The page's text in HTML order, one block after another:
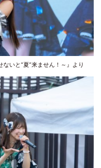
いと“夏”来ません！～』より